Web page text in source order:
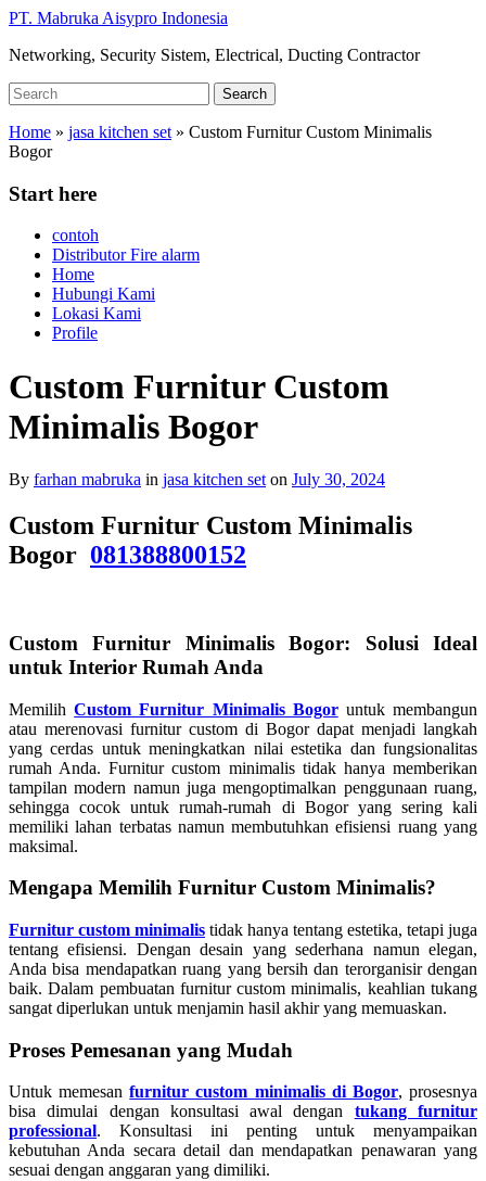
Skip
main
PT. Mabruka Aisypro Indonesia
Networking, Security Sistem, Electrical, Ducting Contractor
Search
for:
Search
Home » jasa kitchen set » Custom Furnitur Custom Minimalis
Bogor
Start here
contoh
Distributor Fire alarm
Home
Hubungi Kami
Lokasi Kami
Profile
Custom Furnitur Custom
Minimalis Bogor
By farhan mabruka in jasa kitchen set on July 30, 2024
Custom Furnitur Custom Minimalis
Bogor 081388800152
Custom Furnitur Minimalis Bogor: Solusi Ideal
untuk Interior Rumah Anda
MemilihCustom Furnitur Minimalis Bogoruntuk membangun
atau merenovasi furnitur custom di Bogor dapat menjadi langkah
yang cerdas untuk meningkatkan nilai estetika dan fungsionalitas
rumah Anda. Furnitur custom minimalis tidak hanya memberikan
tampilan modern namun juga mengoptimalkan penggunaan ruang,
sehingga cocok untuk rumah-rumah di Bogor yang sering kali
memiliki lahan terbatas namun membutuhkan efisiensi ruang yang
maksimal.
Mengapa Memilih Furnitur Custom Minimalis?
Furnitur custom minimalis tidak hanya tentang estetika, tetapi juga
tentang efisiensi. Dengan desain yang sederhana namun elegan,
Anda bisa mendapatkan ruang yang bersih dan terorganisir dengan
baik. Dalam pembuatan furnitur custom minimalis, keahlian tukang
sangat diperlukan untuk menjamin hasil akhir yang memuaskan.
Proses Pemesanan yang Mudah
Untuk memesanfurnitur custom minimalis di Bogor, prosesnya
bisa dimulai dengan konsultasi awal dengan tukang furnitur
professional. Konsultasi ini penting untuk menyampaikan
kebutuhan Anda secara detail dan mendapatkan penawaran yang
sesuai dengan anggaran yang dimiliki.